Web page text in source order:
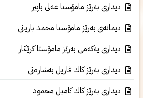
دیداری به‌رێز مامۆستا عه‌لی باپیر
دیمانه‌ی به‌رێز مامۆستا محمد بازیانی
دیداری یەكەمی به‌رێز مامۆستا كرێكار
دیداری به‌رێز كاك فازیل به‌شاره‌تی
دیداری به‌رێز كاك كامیل محمود